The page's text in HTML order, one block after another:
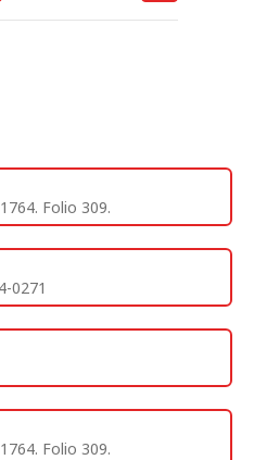
Folio 309.
0271
Folio 309.